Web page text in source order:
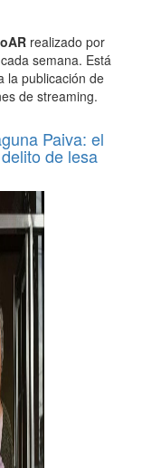
realizado por
semana. Está
la publicación de
de streaming.
Paiva: el
de lesa